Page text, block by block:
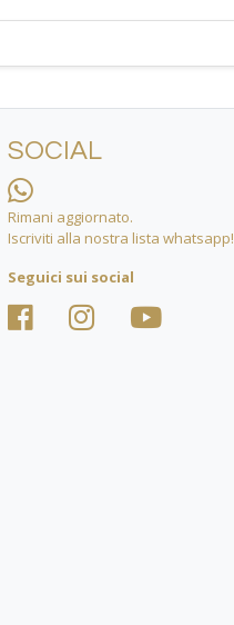
SOCIAL
Rimani aggiornato.
Iscriviti alla nostra lista whatsapp!
Seguici sui social